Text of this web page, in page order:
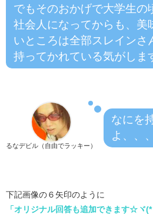
でもそのおかげで大学生の
社会人になってからも、美
いところは全部スレインさ
持ってかれている気がしま
るなデビル（自由でラッキー）
なにを
よ、、
下記画像の６矢印のように
「オリジナル回答も追加できます☆ヾ